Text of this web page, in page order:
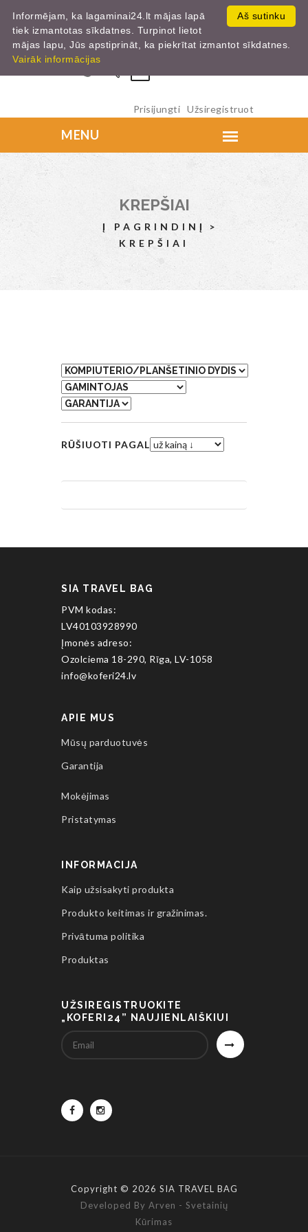
Užsiregistruot
Prisijungti
KREPŠIAI
Į PAGRINDINĮ
KREPŠIAI
RŪŠIUOTI PAGAL
SIA TRAVEL BAG
PVM kodas:
LV40103928990
Įmonės adreso:
Ozolciema 18-290, Rīga, LV-1058
info@koferi24.lv
APIE MUS
Mūsų parduotuvės
Garantija
Mokėjimas
Pristatymas
INFORMACIJA
Kaip užsisakyti produkta
Produkto keitimas ir gražinimas.
Privātuma politika
Produktas
UŽSIREGISTRUOKITE
„KOFERI24” NAUJIENLAIŠKIUI
Copyright © 2026 SIA TRAVEL BAG
Developed By Arven - Svetainių
Kūrimas
Aš sutinku
Informējam, ka lagaminai24.lt mājas lapā
tiek izmantotas sīkdatnes. Turpinot lietot
mājas lapu, Jūs apstiprināt, ka piekrītat izmantot sīkdatnes.
Vairāk informācijas